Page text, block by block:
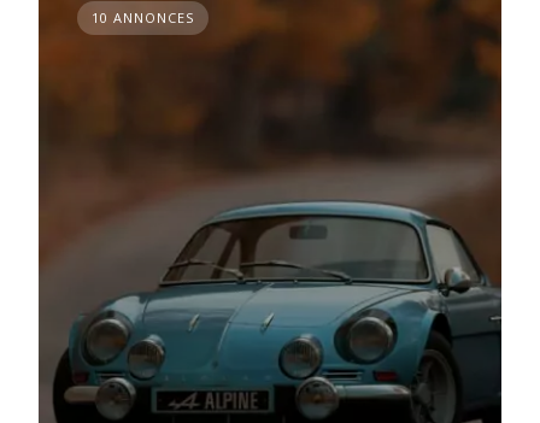
10 ANNONCES